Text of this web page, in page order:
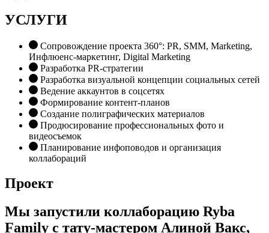
УСЛУГИ
Сопровождение проекта 360°: PR, SMM, Marketing,
Инфлюенс-маркетинг, Digital Marketing
Разработка PR-стратегии
Разработка визуальной концепции социальных сетей
Ведение аккаунтов в соцсетях
Формирование контент-планов
Создание полиграфических материалов
Продюсирование профессиональных фото и
видеосъемок
Планирование инфоповодов и организация
коллабораций
Проект
Мы запустили коллаборацию Ryba
Family с тату-мастером Алиной Вакс,